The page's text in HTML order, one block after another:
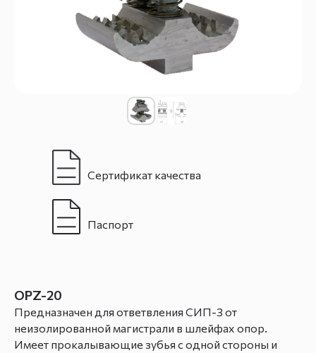
Паспорт
Сертификат качества
OPZ-20
Предназначен для ответвления СИП-3 от
неизолированной магистрали в шлейфах опор.
Имеет прокалывающие зубья с одной стороны и